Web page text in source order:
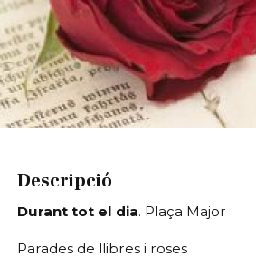
Descripció
Durant tot el dia. Plaça Major
Parades de llibres i roses